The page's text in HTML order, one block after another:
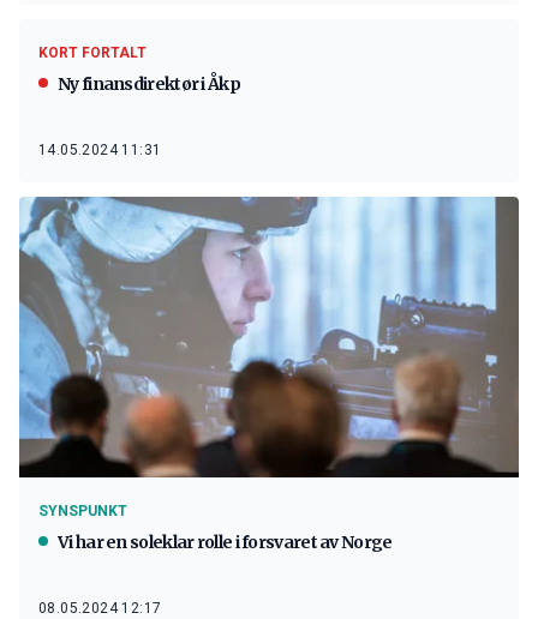
KORT FORTALT
Ny finansdirektør i Åkp
14.05.2024 11:31
SYNSPUNKT
Vi har en soleklar rolle i forsvaret av Norge
08.05.2024 12:17